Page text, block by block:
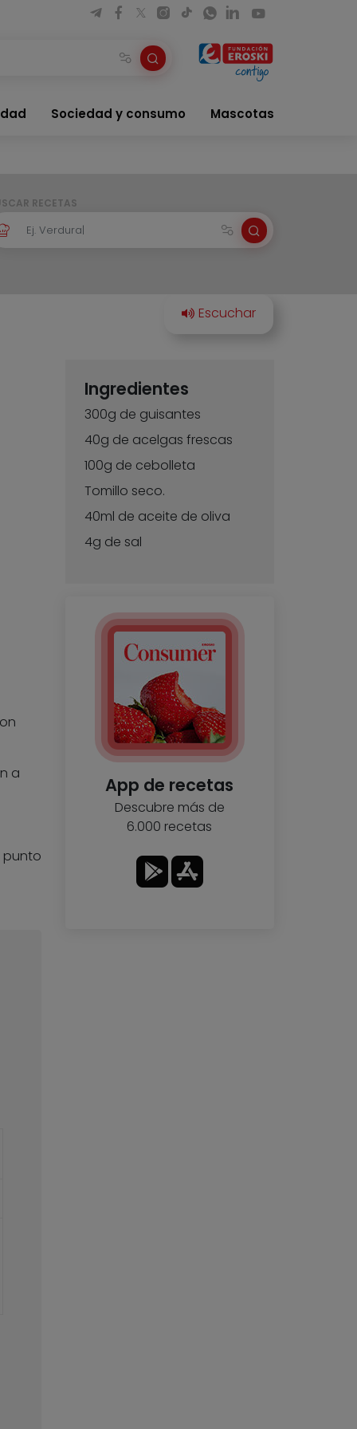
Sociedad y consumo Mascotas
RECETAS
a
punto
Ingredientes
300g de guisantes
40g de acelgas frescas
100g de cebolleta
Tomillo seco.
40ml de aceite de oliva
4g de sal
App de recetas
Descubre más de
6.000 recetas